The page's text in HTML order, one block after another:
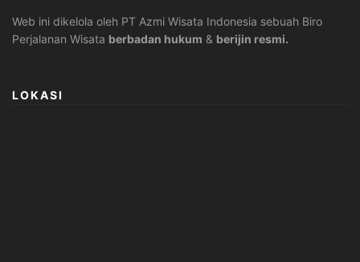
Web ini dikelola oleh PT Azmi Wisata Indonesia sebuah Biro
Perjalanan Wisata berbadan hukum & berijin resmi.
LOKASI